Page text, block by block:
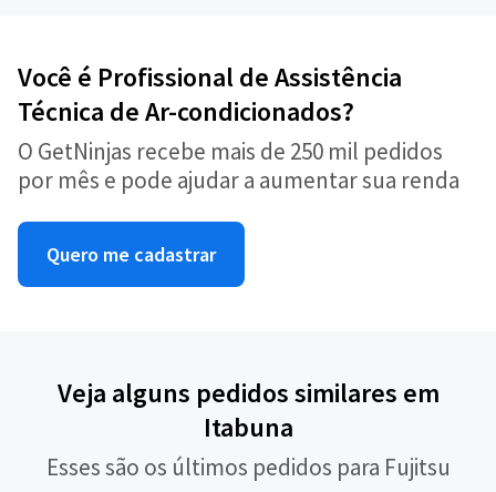
Você é Profissional de Assistência
Técnica de Ar-condicionados?
O GetNinjas recebe mais de 250 mil pedidos
por mês e pode ajudar a aumentar sua renda
Quero me cadastrar
Veja alguns pedidos similares em
Itabuna
Esses são os últimos pedidos para Fujitsu